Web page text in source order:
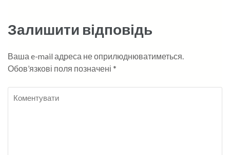
Залишити відповідь
Ваша e-mail адреса не оприлюднюватиметься.
Обов’язкові поля позначені *